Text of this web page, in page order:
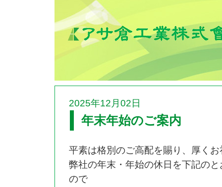
2025年12月02日
年末年始のご案内
平素は格別のご高配を賜り、厚く
弊社の年末・年始の休日を下記の
ので